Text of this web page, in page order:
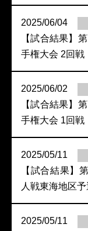
2025/06/04
【試合結果】
手権大会 2回
2025/06/02
【試合結果】
手権大会 1回
2025/05/11
【試合結果】
人戦東海地区
2025/05/11